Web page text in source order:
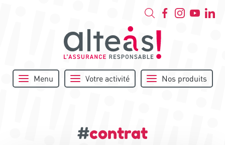
Menu Votre activité Nos produits
#contrat